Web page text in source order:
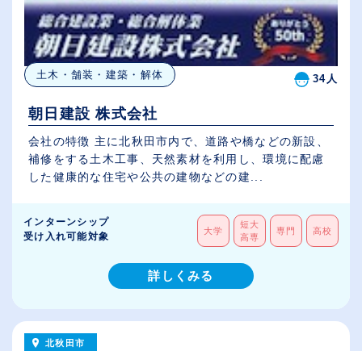
土木・舗装・建築・解体 34人
朝日建設 株式会社
会社の特徴 主に北秋田市内で、道路や橋などの新設、
補修をする土木工事、天然素材を利用し、環境に配慮
した健康的な住宅や公共の建物などの建...
インターンシップ
受け入れ可能対象
大学
短大
高専
専門 高校
詳しくみる
北秋田市